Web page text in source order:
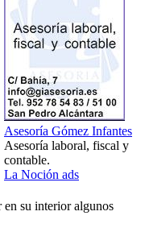
Asesoría Gómez Infantes
Asesoría laboral, fiscal y
contable.
La Noción ads
en su interior algunos